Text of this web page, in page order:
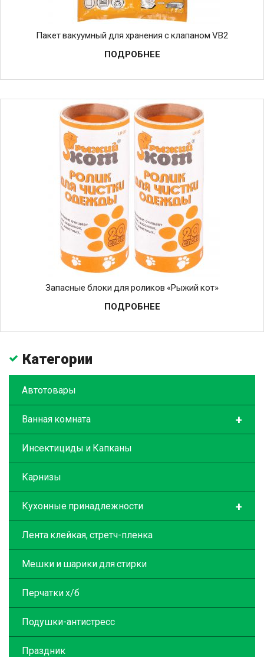
Пакет вакуумный для хранения с клапаном VB2
ПОДРОБНЕЕ
Запасные блоки для роликов «Рыжий кот»
ПОДРОБНЕЕ
Категории
Автотовары
+
Ванная комната
Инсектициды и Капканы
Карнизы
+
Кухонные принадлежности
Лента клейкая, стретч-пленка
Мешки и шарики для стирки
Перчатки х/б
Подушки-антистресс
Праздник